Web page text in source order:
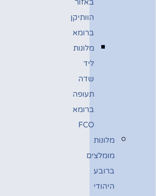
באזור
הוותיקן
ברומא
מלונות
ליד
שדה
תעופה
ברומא
FCO
מלונות
מומלצים
ברובע
היהודי